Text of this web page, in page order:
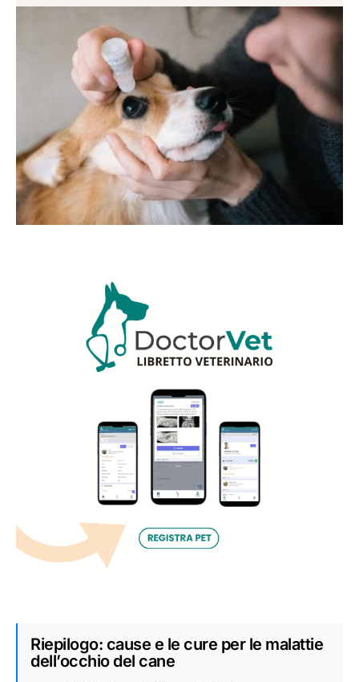
Riepilogo: cause e le cure per le malattie
dell’occhio del cane